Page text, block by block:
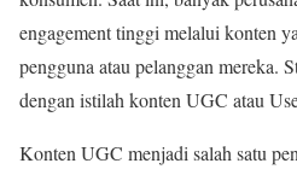
engagement tinggi melalui konten
pengguna atau pelanggan mereka.
dengan istilah konten UGC atau
Konten UGC menjadi salah satu